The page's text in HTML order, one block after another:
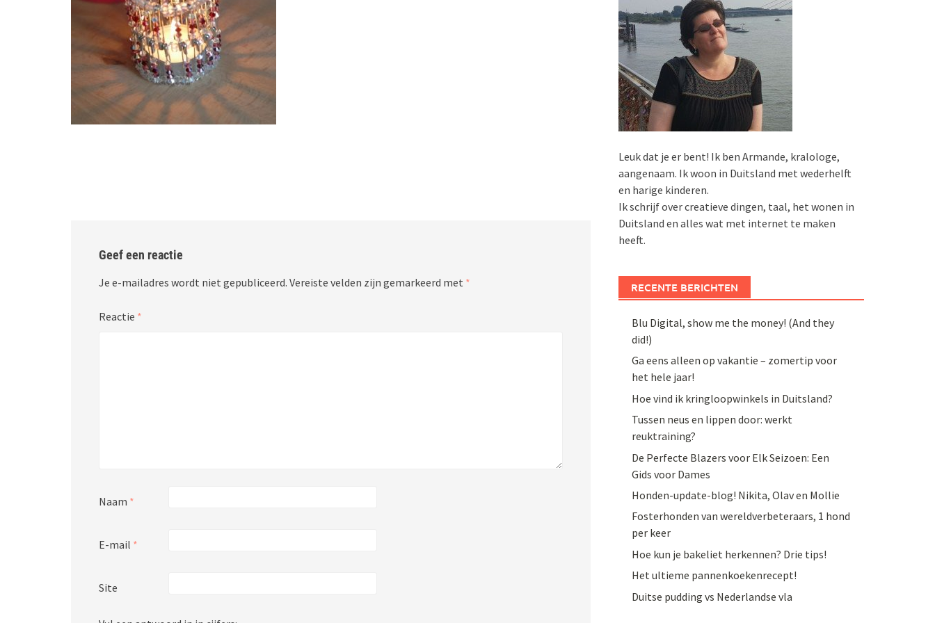
Geef een reactie
Je e-mailadres wordt niet gepubliceerd. Vereiste velden zijn gemarkeerd met *
Reactie *
Naam *
E-mail *
Site
Leuk dat je er bent! Ik ben Armande, kralologe,
aangenaam. Ik woon in Duitsland met wederhelft
en harige kinderen.
Ik schrijf over creatieve dingen, taal, het wonen in
Duitsland en alles wat met internet te maken
heeft.
RECENTE BERICHTEN
Blu Digital, show me the money! (And they
did!)
Ga eens alleen op vakantie – zomertip voor
het hele jaar!
Hoe vind ik kringloopwinkels in Duitsland?
Tussen neus en lippen door: werkt
reuktraining?
De Perfecte Blazers voor Elk Seizoen: Een
Gids voor Dames
Honden-update-blog! Nikita, Olav en Mollie
Fosterhonden van wereldverbeteraars, 1 hond
per keer
Hoe kun je bakeliet herkennen? Drie tips!
Het ultieme pannenkoekenrecept!
Duitse pudding vs Nederlandse vla